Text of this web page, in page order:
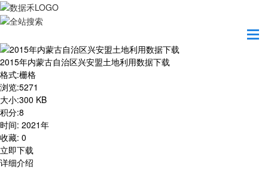
2015年内蒙古自治区兴安盟土地利用数据下载
2015年内蒙古自治区兴安盟土地利用数据下载
格式:栅格
浏览:5271
大小:300 KB
积分:8
时间: 2021年
收藏: 0
立即下载
详细介绍